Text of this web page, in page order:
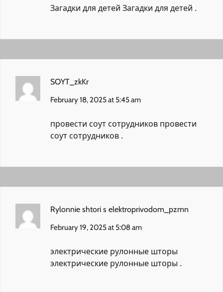
Загадки для детей Загадки для детей .
SOYT_zkKr
February 18, 2025 at 5:45 am
провести соут сотрудников провести
соут сотрудников .
Rylonnie shtori s elektroprivodom_pzmn
February 19, 2025 at 5:08 am
электрические рулонные шторы
электрические рулонные шторы .